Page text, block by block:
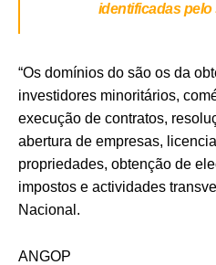
identificadas
“Os domínios do são os da
investidores minoritários,
execução de contratos,
abertura de empresas,
propriedades, obtenção de
impostos e actividades
Nacional.
ANGOP